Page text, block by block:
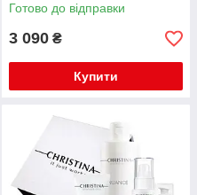
Готово до відправки
3 090 ₴
Купити